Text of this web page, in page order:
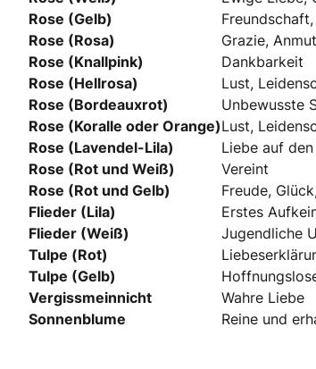
Rose (Gelb)
Rose (Rosa)
Grazie, Anmut
Rose (Knallpink)
Dankbarkeit
Rose (Hellrosa)
Lust,
Rose (Bordeauxrot)
Unbewusste
Rose (Koralle oder Orange)Lust,
Rose (Lavendel-Lila)
Liebe auf
Rose (Rot und Weiß)
Vereint
Rose (Rot und Gelb)
Freude,
Flieder (Lila)
Erstes
Flieder (Weiß)
Jugendliche
Tulpe (Rot)
Tulpe (Gelb)
Vergissmeinnicht
Wahre Liebe
Sonnenblume
Reine und